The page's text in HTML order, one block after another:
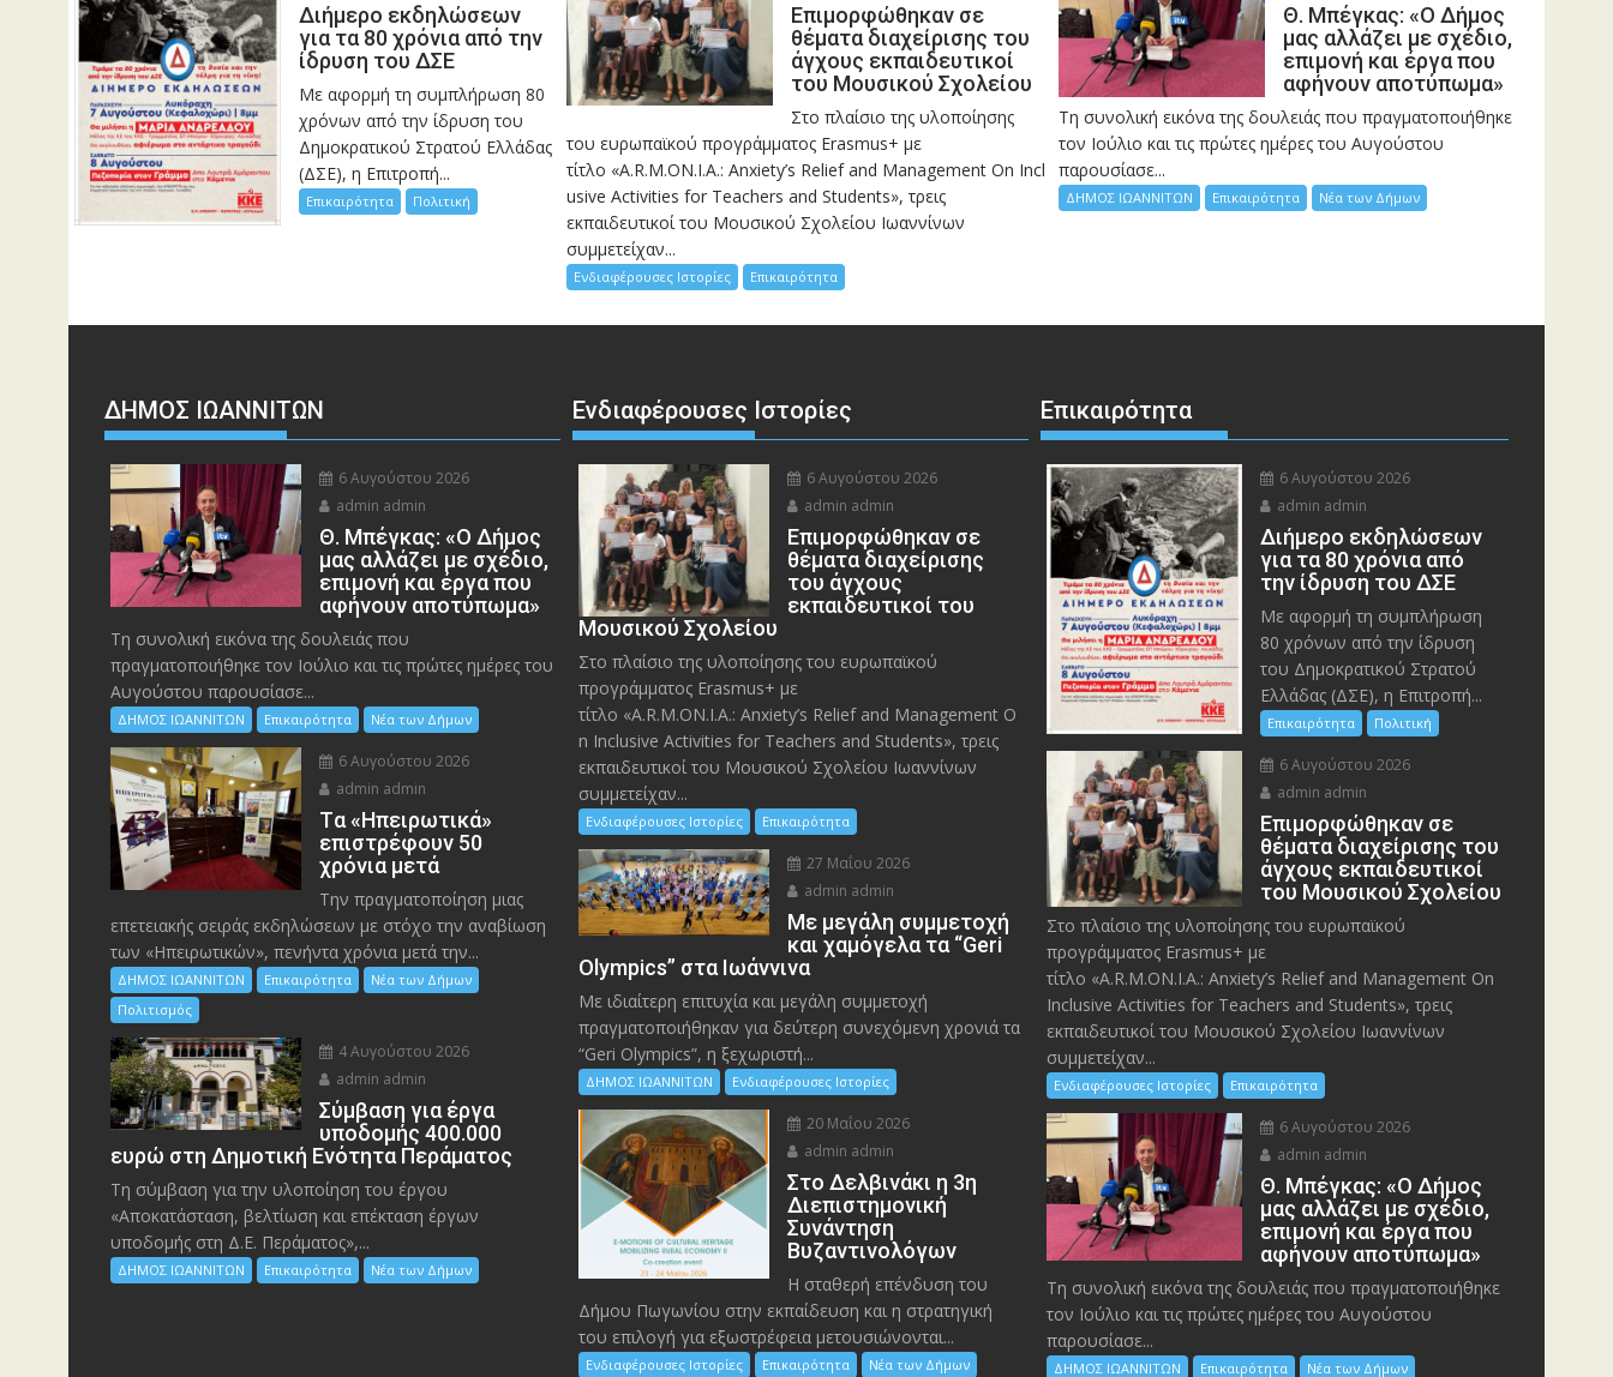
Διήμερο εκδηλώσεων
για τα 80 χρόνια από την
ίδρυση του ΔΣΕ
Με αφορμή τη συμπλήρωση 80
χρόνων από την ίδρυση του
Δημοκρατικού Στρατού Ελλάδας
(ΔΣΕ), η Επιτροπή...
Επικαιρότητα Πολιτική
Eπιμορφώθηκαν σε
θέματα διαχείρισης του
άγχους εκπαιδευτικοί
του Μουσικού Σχολείου
Στο πλαίσιο της υλοποίησης
του ευρωπαϊκού προγράμματος Erasmus+ με
τίτλο «A.R.M.ON.I.A.: Anxiety’s Relief and Management On Incl
usive Activities for Teachers and Students», τρεις
εκπαιδευτικοί του Μουσικού Σχολείου Ιωαννίνων
συμμετείχαν...
Ενδιαφέρουσες Ιστορίες Επικαιρότητα
Θ. Μπέγκας: «Ο Δήμος
μας αλλάζει με σχέδιο,
επιμονή και έργα που
αφήνουν αποτύπωμα»
Τη συνολική εικόνα της δουλειάς που πραγματοποιήθηκε
τον Ιούλιο και τις πρώτες ημέρες του Αυγούστου
παρουσίασε...
ΔΗΜΟΣ ΙΩΑΝΝΙΤΩΝ Επικαιρότητα Νέα των Δήμων
ΔΗΜΟΣ ΙΩΑΝΝΙΤΩΝ
6 Αυγούστου 2026
admin admin
Θ. Μπέγκας: «Ο Δήμος
μας αλλάζει με σχέδιο,
επιμονή και έργα που
αφήνουν αποτύπωμα»
Τη συνολική εικόνα της δουλειάς που
πραγματοποιήθηκε τον Ιούλιο και τις πρώτες ημέρες του
Αυγούστου παρουσίασε...
ΔΗΜΟΣ ΙΩΑΝΝΙΤΩΝ Επικαιρότητα Νέα των Δήμων
6 Αυγούστου 2026
admin admin
Tα «Ηπειρωτικά»
επιστρέφουν 50
χρόνια μετά
Την πραγματοποίηση μιας
επετειακής σειράς εκδηλώσεων με στόχο την αναβίωση
των «Ηπειρωτικών», πενήντα χρόνια μετά την...
ΔΗΜΟΣ ΙΩΑΝΝΙΤΩΝ Επικαιρότητα
Νέα των Δήμων
Πολιτισμός
4 Αυγούστου 2026
admin admin
Σύμβαση για έργα
υποδομής 400.000
ευρώ στη Δημοτική Ενότητα Περάματος
Τη σύμβαση για την υλοποίηση του έργου
«Αποκατάσταση, βελτίωση και επέκταση έργων
υποδομής στη Δ.Ε. Περάματος»,...
ΔΗΜΟΣ ΙΩΑΝΝΙΤΩΝ Επικαιρότητα Νέα των Δήμων
Ενδιαφέρουσες Ιστορίες
6 Αυγούστου 2026
admin admin
Eπιμορφώθηκαν σε
θέματα διαχείρισης
του άγχους
εκπαιδευτικοί του
Μουσικού Σχολείου
Στο πλαίσιο της υλοποίησης του ευρωπαϊκού
προγράμματος Erasmus+ με
τίτλο «A.R.M.ON.I.A.: Anxiety’s Relief and Management O
n Inclusive Activities for Teachers and Students», τρεις
εκπαιδευτικοί του Μουσικού Σχολείου Ιωαννίνων
συμμετείχαν...
Ενδιαφέρουσες Ιστορίες Επικαιρότητα
27 Μαΐου 2026
admin admin
Με μεγάλη συμμετοχή
και χαμόγελα τα “Geri
Olympics” στα Ιωάννινα
Με ιδιαίτερη επιτυχία και μεγάλη συμμετοχή
πραγματοποιήθηκαν για δεύτερη συνεχόμενη χρονιά τα
“Geri Olympics”, η ξεχωριστή...
ΔΗΜΟΣ ΙΩΑΝΝΙΤΩΝ Ενδιαφέρουσες Ιστορίες
20 Μαΐου 2026
admin admin
Στο Δελβινάκι η 3η
Διεπιστημονική
Συνάντηση
Βυζαντινολόγων
Η σταθερή επένδυση του
Δήμου Πωγωνίου στην εκπαίδευση και η στρατηγική
του επιλογή για εξωστρέφεια μετουσιώνονται...
Ενδιαφέρουσες Ιστορίες Επικαιρότητα Νέα των Δήμων
Επικαιρότητα
6 Αυγούστου 2026
admin admin
Διήμερο εκδηλώσεων
για τα 80 χρόνια από
την ίδρυση του ΔΣΕ
Με αφορμή τη συμπλήρωση
80 χρόνων από την ίδρυση
του Δημοκρατικού Στρατού
Ελλάδας (ΔΣΕ), η Επιτροπή...
Επικαιρότητα Πολιτική
6 Αυγούστου 2026
admin admin
Eπιμορφώθηκαν σε
θέματα διαχείρισης του
άγχους εκπαιδευτικοί
του Μουσικού Σχολείου
Στο πλαίσιο της υλοποίησης του ευρωπαϊκού
προγράμματος Erasmus+ με
τίτλο «A.R.M.ON.I.A.: Anxiety’s Relief and Management On
Inclusive Activities for Teachers and Students», τρεις
εκπαιδευτικοί του Μουσικού Σχολείου Ιωαννίνων
συμμετείχαν...
Ενδιαφέρουσες Ιστορίες Επικαιρότητα
6 Αυγούστου 2026
admin admin
Θ. Μπέγκας: «Ο Δήμος
μας αλλάζει με σχέδιο,
επιμονή και έργα που
αφήνουν αποτύπωμα»
Τη συνολική εικόνα της δουλειάς που πραγματοποιήθηκε
τον Ιούλιο και τις πρώτες ημέρες του Αυγούστου
παρουσίασε...
ΔΗΜΟΣ ΙΩΑΝΝΙΤΩΝ Επικαιρότητα Νέα των Δήμων